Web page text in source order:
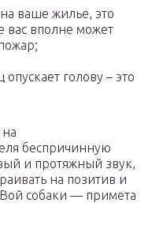
ваше жилье, это
вас вполне может
голову – это
беспричинную
и протяжный звук,
на позитив и
собаки — примета